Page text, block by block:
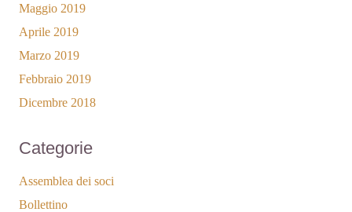
Maggio 2019
Aprile 2019
Marzo 2019
Febbraio 2019
Dicembre 2018
Categorie
Assemblea dei soci
Bollettino